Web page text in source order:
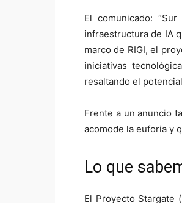
El comunicado:
infraestructura de IA
marco de RIGI, el
iniciativas
resaltando el
Frente a un anuncio
acomode la euforia y
Lo que
El Proyecto Stargate